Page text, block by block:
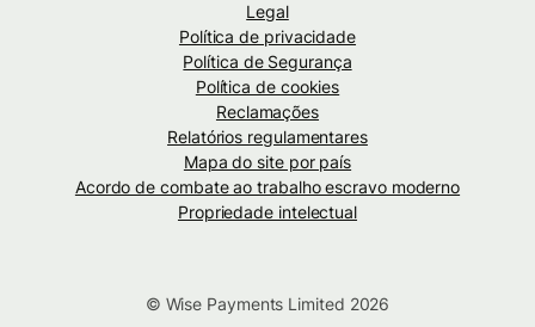
Legal
Política de privacidade
Política de Segurança
Política de cookies
Reclamações
Relatórios regulamentares
Mapa do site por país
Acordo de combate ao trabalho escravo moderno
Propriedade intelectual
© Wise Payments Limited 2026